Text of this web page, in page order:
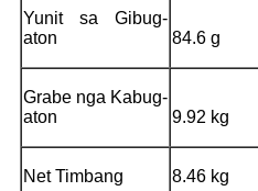
Yunit sa Gibug-
aton
84.6 g
Grabe nga Kabug-
aton
9.92 kg
Net Timbang 8.46 kg